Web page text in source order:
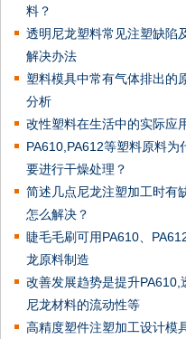
料？
透明尼龙塑料常见注塑缺陷
解决办法
塑料模具中常有气体排出的
分析
改性塑料在生活中的实际应
PA610,PA612等塑料原料为
要进行干燥处理？
简述几点尼龙注塑加工时有
怎么解决？
睫毛毛刷可用PA610、
龙原料制造
改善发展趋势是提升PA610,
尼龙材料的流动性等
高精度塑件注塑加工设计模